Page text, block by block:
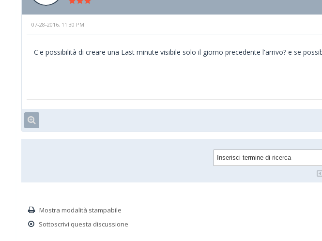
07-28-2016, 11:30 PM
C'e possibilità di creare una Last minute visibile solo il giorno precedente l'arrivo? e se
Mostra modalità stampabile
Sottoscrivi questa discussione